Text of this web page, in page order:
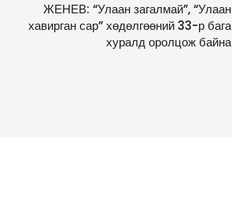
ЖЕНЕВ: “Улаан загалмай”, “Улаан
хавирган сар” хөдөлгөөний 33-р бага
хуралд оролцож байна